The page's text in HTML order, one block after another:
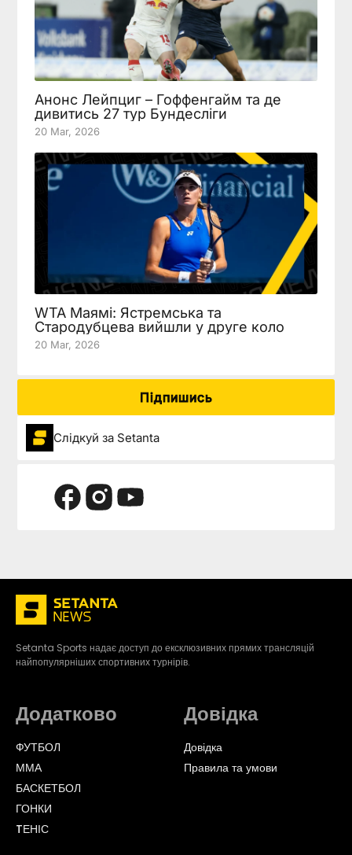
Анонс Лейпциг – Гоффенгайм та де
дивитись 27 тур Бундесліги
20 Mar, 2026
WTA Маямі: Ястремська та
Стародубцева вийшли у друге коло
20 Mar, 2026
Підпишись
Слідкуй за Setanta
Setanta Sports надає доступ до ексклюзивних прямих трансляцій
найпопулярніших спортивних турнірів.
Додатково
ФУТБОЛ
ММА
БАСКЕТБОЛ
ГОНКИ
TЕНІС
Довідка
Довідка
Правила та умови